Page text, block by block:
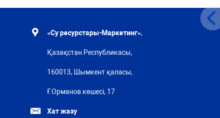
«Су ресурстары-Маркетинг»,
Қазақстан Республикасы,
160013, Шымкент қаласы,
Ғ.Орманов көшесі, 17
Хат жазу